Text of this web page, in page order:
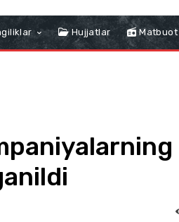
Hujjatlar Matbuot